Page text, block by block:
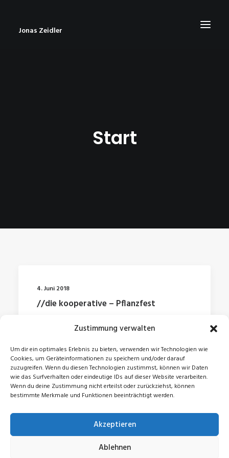
Zustimmung verwalten
Um dir ein optimales Erlebnis zu bieten, verwenden wir Technologien wie
Cookies, um Geräteinformationen zu speichern und/oder darauf
zuzugreifen. Wenn du diesen Technologien zustimmst, können wir Daten
wie das Surfverhalten oder eindeutige IDs auf dieser Website verarbeiten.
Wenn du deine Zustimmung nicht erteilst oder zurückziehst, können
bestimmte Merkmale und Funktionen beeinträchtigt werden.
Akzeptieren
Ablehnen
Jonas Zeidler
Start
4. Juni 2018
//die kooperative – Pflanzfest
© 2026 Jonas Zeidler. All rights reserved